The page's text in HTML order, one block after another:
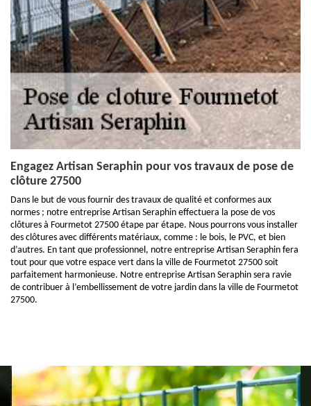
Engagez Artisan Seraphin pour vos travaux de pose de
clôture 27500
Dans le but de vous fournir des travaux de qualité et conformes aux
normes ; notre entreprise Artisan Seraphin effectuera la pose de vos
clôtures à Fourmetot 27500 étape par étape. Nous pourrons vous installer
des clôtures avec différents matériaux, comme : le bois, le PVC, et bien
d’autres. En tant que professionnel, notre entreprise Artisan Seraphin fera
tout pour que votre espace vert dans la ville de Fourmetot 27500 soit
parfaitement harmonieuse. Notre entreprise Artisan Seraphin sera ravie
de contribuer à l’embellissement de votre jardin dans la ville de Fourmetot
27500.